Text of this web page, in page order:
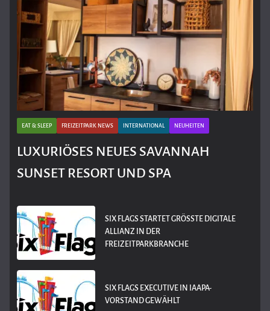
EAT & SLEEP FREIZEITPARK NEWS INTERNATIONAL NEUHEITEN
LUXURIÖSES NEUES SAVANNAH
SUNSET RESORT UND SPA
SIX FLAGS STARTET GRÖSSTE DIGITALE A
LLIANZ IN DER F
REIZEITPARKBRANCHE
SIX FLAGS EXECUTIVE IN IAAPA-
VORSTAND GEWÄHLT